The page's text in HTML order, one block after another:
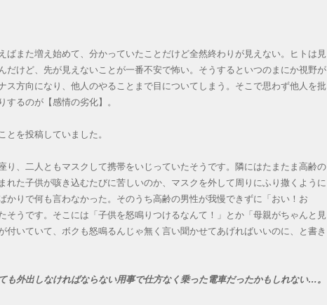
また増え始めて、分かっていたことだけど全然終わりが見えない。ヒトは見
だけど、先が見えないことが一番不安で怖い。そうするといつのまにか視野が
ス方向になり、他人のやることまで目についてしまう。そこで思わず他人を批
するのが【感情の劣化】。
を投稿していました。
、二人ともマスクして携帯をいじっていたそうです。隣にはたまたま高齢の
れた子供が咳き込むたびに苦しいのか、マスクを外して周りにふり撒くように
かりで何も言わなかった。そのうち高齢の男性が我慢できずに「おい！お
そうです。そこには「子供を怒鳴りつけるなんて！」とか「母親がちゃんと見
付いていて、ボクも怒鳴るんじゃ無く言い聞かせてあげればいいのに、と書き
も外出しなければならない用事で仕方なく乗った電車だったかもしれない…。